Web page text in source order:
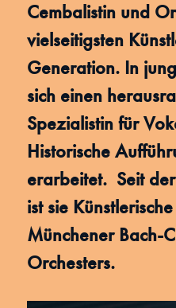
Cembalistin und
vielseitigsten
Generation. In
sich einen
Spezialistin für
Historische
erarbeitet. Seit
ist sie
Münchener Bach-
Orchesters.